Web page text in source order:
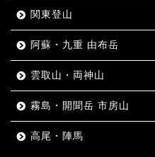
関東登山
阿蘇・九重 由布岳
雲取山・両神山
霧島・開聞岳 市房山
高尾・陣馬